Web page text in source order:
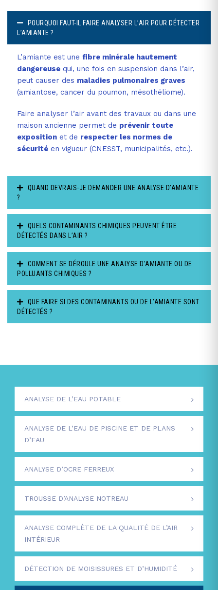
POURQUOI FAUT-IL FAIRE ANALYSER L’AIR POUR DÉTECTER
L’AMIANTE ?
L’amiante est une fibre minérale hautement
dangereuse qui, une fois en suspension dans l’air,
peut causer des maladies pulmonaires graves
(amiantose, cancer du poumon, mésothéliome).
Faire analyser l’air avant des travaux ou dans une
maison ancienne permet de prévenir toute
exposition et de respecter les normes de
sécurité en vigueur (CNESST, municipalités, etc.).
QUAND DEVRAIS-JE DEMANDER UNE ANALYSE D’AMIANTE
?
QUELS CONTAMINANTS CHIMIQUES PEUVENT ÊTRE
DÉTECTÉS DANS L’AIR ?
COMMENT SE DÉROULE UNE ANALYSE D’AMIANTE OU DE
POLLUANTS CHIMIQUES ?
QUE FAIRE SI DES CONTAMINANTS OU DE L’AMIANTE SONT
DÉTECTÉS ?
ANALYSE DE L’EAU POTABLE
ANALYSE DE L’EAU DE PISCINE ET DE PLANS
D’EAU
ANALYSE D’OCRE FERREUX
TROUSSE D’ANALYSE NOTREAU
ANALYSE COMPLÈTE DE LA QUALITÉ DE L’AIR
INTÉRIEUR
DÉTECTION DE MOISISSURES ET D’HUMIDITÉ